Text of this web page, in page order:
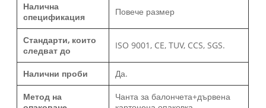
Налична
спецификация
Повече размер
Стандарти, които
следват до
ISO 9001, CE, TUV, CCS, SGS.
Налични проби Да.
Метод на
Чанта за балончета+дървена